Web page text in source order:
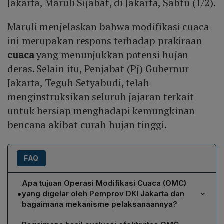
Jakarta, Maruli Sijabat, di Jakarta, Sabtu (1/2).
Maruli menjelaskan bahwa modifikasi cuaca
ini merupakan respons terhadap prakiraan
cuacayang menunjukkan potensi hujan
deras. Selain itu, Penjabat (Pj) Gubernur
Jakarta, Teguh Setyabudi, telah
menginstruksikan seluruh jajaran terkait
untuk bersiap menghadapi kemungkinan
bencana akibat curah hujan tinggi.
FAQ
•
Apa tujuan Operasi Modifikasi Cuaca (OMC)
yang digelar oleh Pemprov DKI Jakarta dan
bagaimana mekanisme pelaksanaannya?
Tujuan OMC adalah mengubah pola curah hujan agar